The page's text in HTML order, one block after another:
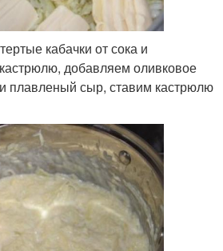
кабачки от сока и
добавляем оливковое
плавленый сыр, ставим кастрюлю